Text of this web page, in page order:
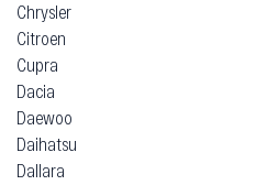
Chrysler
Citroen
Cupra
Dacia
Daewoo
Daihatsu
Dallara